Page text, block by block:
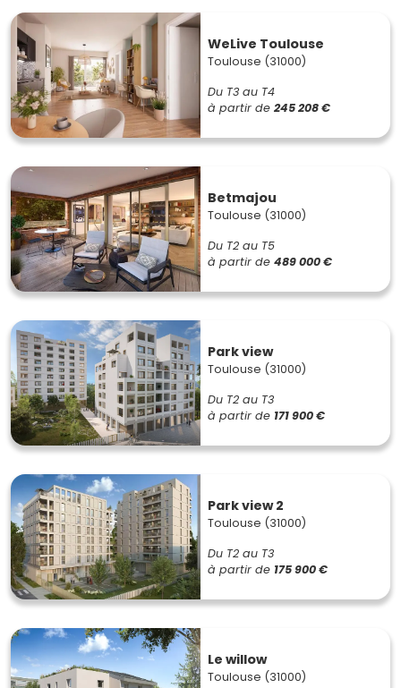
WeLive Toulouse
Toulouse (31000)
Du T3 au T4
à partir de 245 208 €
Betmajou
Toulouse (31000)
Du T2 au T5
à partir de 489 000 €
Park view
Toulouse (31000)
Du T2 au T3
à partir de 171 900 €
Park view 2
Toulouse (31000)
Du T2 au T3
à partir de 175 900 €
Le willow
Toulouse (31000)